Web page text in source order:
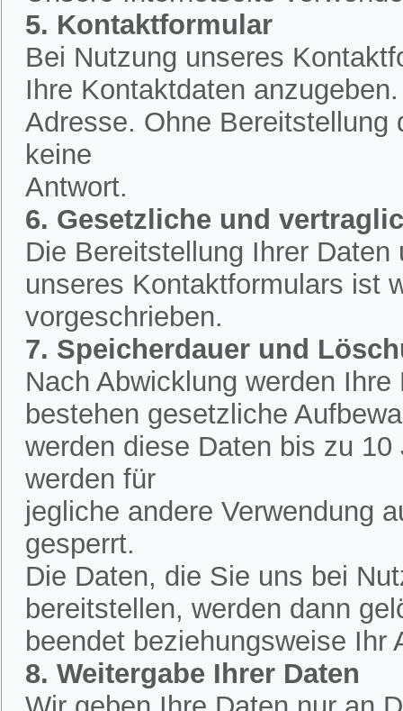
5. Kontaktformular
Bei Nutzung unseres
Ihre Kontaktdaten
Adresse. Ohne Bereitstellung
keine
Antwort.
6. Gesetzliche und
Die Bereitstellung Ihrer
unseres Kontaktformulars ist
vorgeschrieben.
7. Speicherdauer und
Nach Abwicklung werden
bestehen gesetzliche
werden diese Daten bis zu
werden für
jegliche andere Verwendung
gesperrt.
Die Daten, die Sie uns bei
bereitstellen, werden dann
beendet beziehungsweise
8. Weitergabe Ihrer Daten